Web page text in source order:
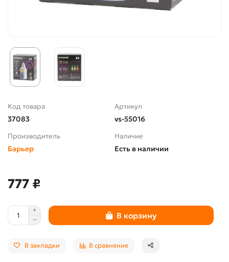
Код товара
37083
Артикул
vs-55016
Производитель
Барьер
Наличие
Есть в наличии
777 ₽
В корзину
В закладки В сравнение